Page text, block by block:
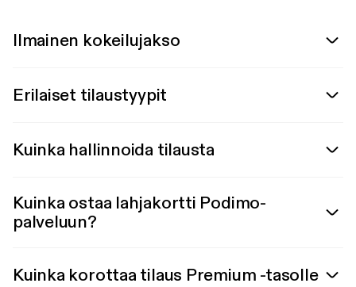
Ilmainen kokeilujakso
Erilaiset tilaustyypit
Kuinka hallinnoida tilausta
Kuinka ostaa lahjakortti Podimo-
palveluun?
Kuinka korottaa tilaus Premium -tasolle